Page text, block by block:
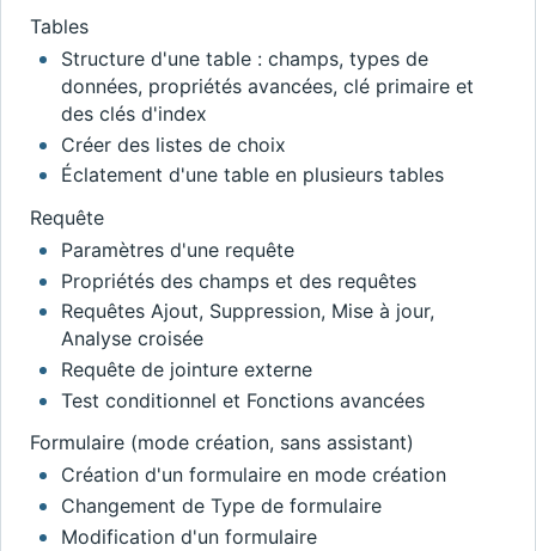
Tables
Structure d'une table : champs, types de
données, propriétés avancées, clé primaire et
des clés d'index
Créer des listes de choix
Éclatement d'une table en plusieurs tables
Requête
Paramètres d'une requête
Propriétés des champs et des requêtes
Requêtes Ajout, Suppression, Mise à jour,
Analyse croisée
Requête de jointure externe
Test conditionnel et Fonctions avancées
Formulaire (mode création, sans assistant)
Création d'un formulaire en mode création
Changement de Type de formulaire
Modification d'un formulaire